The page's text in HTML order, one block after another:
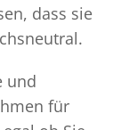
dass sie
und
für